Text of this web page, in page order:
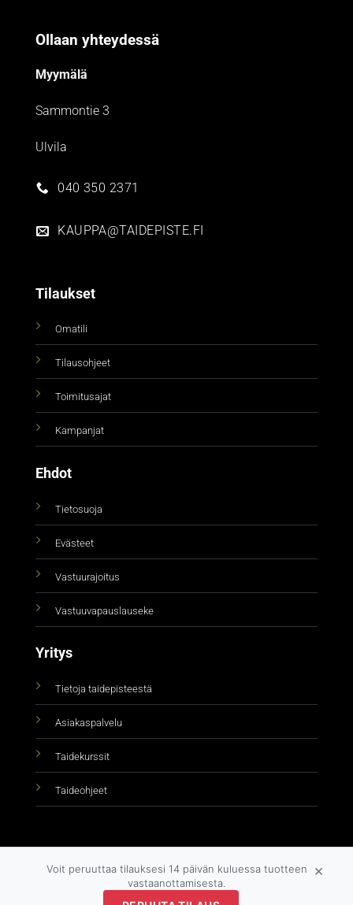
Ollaan yhteydessä
Myymälä
Sammontie 3
Ulvila
040 350 2371
KAUPPA@TAIDEPISTE.FI
Tilaukset
Omatili
Tilausohjeet
Toimitusajat
Kampanjat
Ehdot
Tietosuoja
Evästeet
Vastuurajoitus
Vastuuvapauslauseke
Yritys
Tietoja taidepisteestä
Asiakaspalvelu
Taidekurssit
Taideohjeet
Voit peruuttaa tilauksesi 14 päivän kuluessa tuotteen
vastaanottamisesta.
×